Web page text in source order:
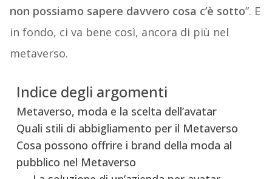
non possiamo sapere davvero cosa c’è sotto”. E
in fondo, ci va bene così, ancora di più nel
metaverso.
Indice degli argomenti
Metaverso, moda e la scelta dell’avatar
Quali stili di abbigliamento per il Metaverso
Cosa possono offrire i brand della moda al
pubblico nel Metaverso